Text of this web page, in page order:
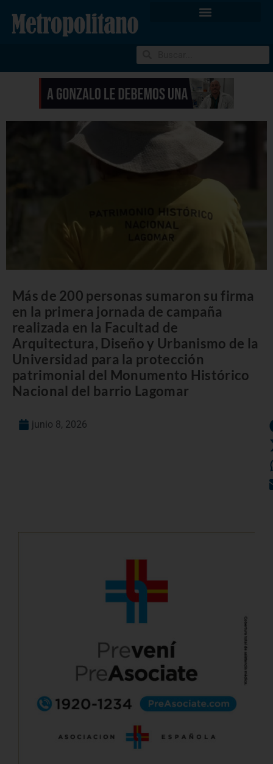
Más de 200 personas sumaron su firma
en la primera jornada de campaña
realizada en la Facultad de
Arquitectura, Diseño y Urbanismo de la
Universidad para la protección
patrimonial del Monumento Histórico
Nacional del barrio Lagomar
junio 8, 2026